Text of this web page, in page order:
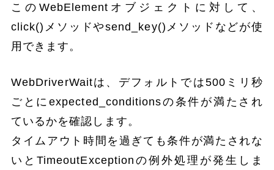
このWebElementオブジェクトに対して、
click()メソッドやsend_key()メソッドなどが使
用できます。
WebDriverWaitは、デフォルトでは500ミリ秒
ごとにexpected_conditionsの条件が満たされ
ているかを確認します。
タイムアウト時間を過ぎても条件が満たされな
いとTimeoutExceptionの例外処理が発生しま